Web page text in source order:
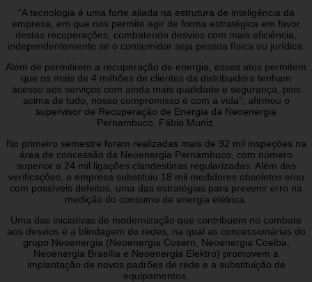
“A tecnologia é uma forte aliada na estrutura de inteligência da
empresa, em que nos permite agir de forma estratégica em favor
destas recuperações, combatendo desvios com mais eficiência,
independentemente se o consumidor seja pessoa física ou jurídica.
Além de permitirem a recuperação de energia, esses atos permitem
que os mais de 4 milhões de clientes da distribuidora tenham
acesso aos serviços com ainda mais qualidade e segurança, pois
acima de tudo, nosso compromisso é com a vida”, afirmou o
supervisor de Recuperação de Energia da Neoenergia
Pernambuco, Fábio Muniz.
No primeiro semestre foram realizadas mais de 92 mil inspeções na
área de concessão da Neoenergia Pernambuco, com número
superior a 24 mil ligações clandestinas regularizadas. Além das
verificações, a empresa substituiu 18 mil medidores obsoletos e/ou
com possíveis defeitos, uma das estratégias para prevenir erro na
medição do consumo de energia elétrica.
Uma das iniciativas de modernização que contribuem no combate
aos desvios é a blindagem de redes, na qual as concessionárias do
grupo Neoenergia (Neoenergia Cosern, Neoenergia Coelba,
Neoenergia Brasília e Neoenergia Elektro) promovem a
implantação de novos padrões de rede e a substituição de
equipamentos.